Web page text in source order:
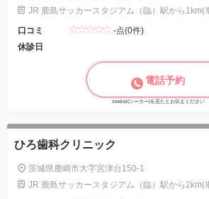
JR 鹿島サッカースタジアム（臨）駅から1km(
口コミ
-点(0件)
休診日
電話予約
seeker(シーカー)を見たとお伝えください
ひろ歯科クリニック
茨城県鹿嶋市大字宮津台150-1
JR 鹿島サッカースタジアム（臨）駅から2km(